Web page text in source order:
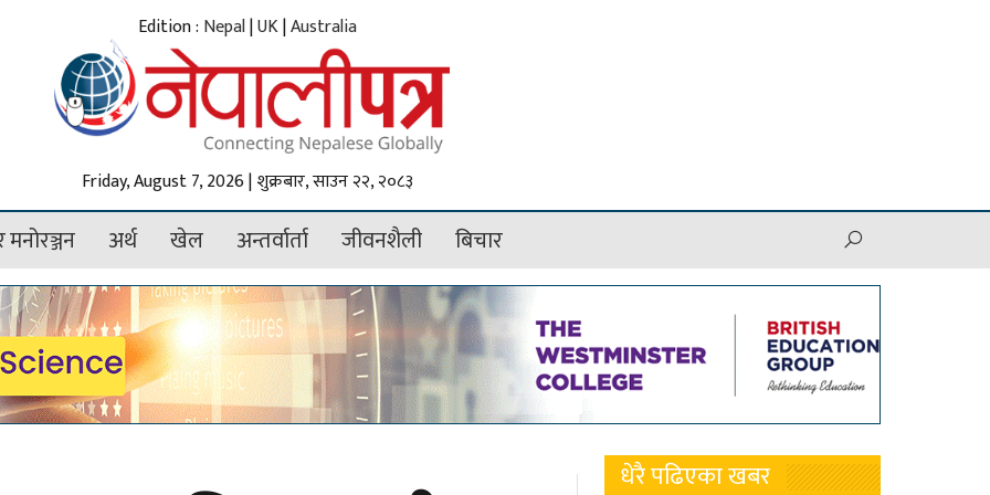
Edition : Nepal|UK|Australia
Friday, August 7, 2026 | शुक्रबार, साउन २२, २०८३
अर्थ खेल अन्तर्वार्ता जीवनशैली बिचार
धेरै पढिएका खबर